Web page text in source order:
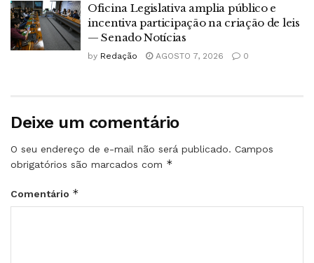
Oficina Legislativa amplia público e
incentiva participação na criação de leis
— Senado Notícias
by Redação AGOSTO 7, 2026 0
Deixe um comentário
O seu endereço de e-mail não será publicado. Campos
obrigatórios são marcados com *
Comentário *